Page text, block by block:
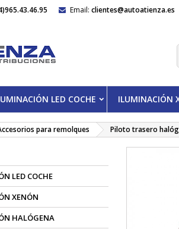
Email: clientes@autoatienza.es
LED COCHE ILUMINACIÓN
para remolques Piloto trasero
LED COCHE
XENÓN
HALÓGENA